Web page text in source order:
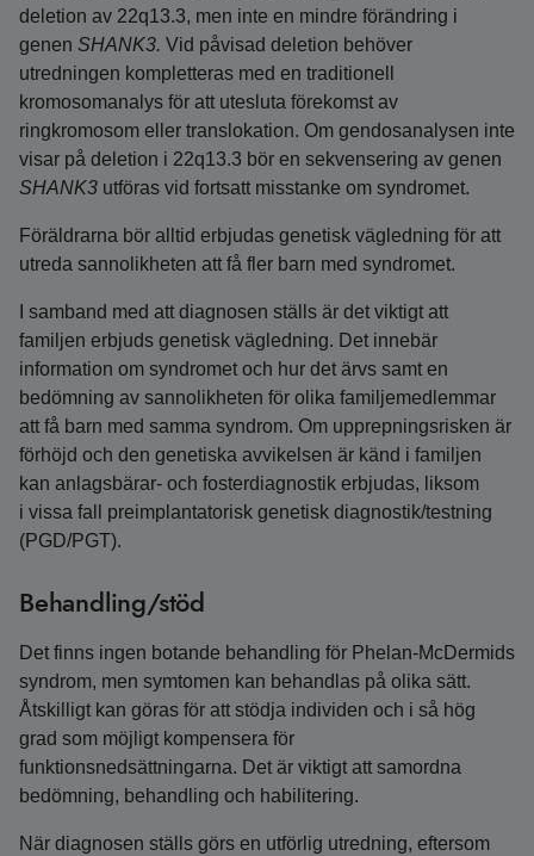
deletion av 22q13.3, men inte en mindre förändring i
genen SHANK3. Vid påvisad deletion behöver
utredningen kompletteras med en traditionell
kromosomanalys för att utesluta förekomst av
ringkromosom eller translokation. Om gendosanalysen inte
visar på deletion i 22q13.3 bör en sekvensering av genen
SHANK3 utföras vid fortsatt misstanke om syndromet.
Föräldrarna bör alltid erbjudas genetisk vägledning för att
utreda sannolikheten att få fler barn med syndromet.
I samband med att diagnosen ställs är det viktigt att
familjen erbjuds genetisk vägledning. Det innebär
information om syndromet och hur det ärvs samt en
bedömning av sannolikheten för olika familjemedlemmar
att få barn med samma syndrom. Om upprepningsrisken är
förhöjd och den genetiska avvikelsen är känd i familjen
kan anlagsbärar- och fosterdiagnostik erbjudas, liksom
i vissa fall preimplantatorisk genetisk diagnostik/testning
(PGD/PGT).
Behandling/stöd
Det finns ingen botande behandling för Phelan‑McDermids
syndrom, men symtomen kan behandlas på olika sätt.
Åtskilligt kan göras för att stödja individen och i så hög
grad som möjligt kompensera för
funktionsnedsättningarna. Det är viktigt att samordna
bedömning, behandling och habilitering.
När diagnosen ställs görs en utförlig utredning, eftersom